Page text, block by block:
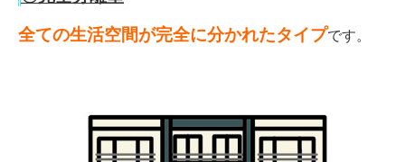
全ての生活空間が完全に分かれたタイプです。